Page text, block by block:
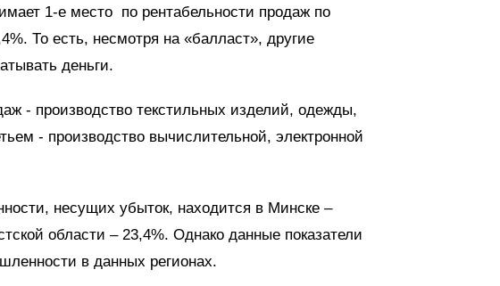
1-е место по рентабельности продаж по
То есть, несмотря на «балласт», другие
деньги.
- производство текстильных изделий, одежды,
- производство вычислительной, электронной
несущих убыток, находится в Минске –
области – 23,4%. Однако данные показатели
в данных регионах.